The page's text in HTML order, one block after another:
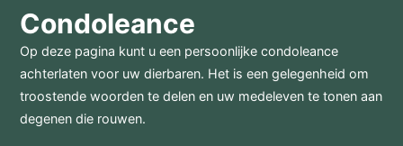
Condoleance
Op deze pagina kunt u een persoonlijke condoleance
achterlaten voor uw dierbaren. Het is een gelegenheid om
troostende woorden te delen en uw medeleven te tonen aan
degenen die rouwen.